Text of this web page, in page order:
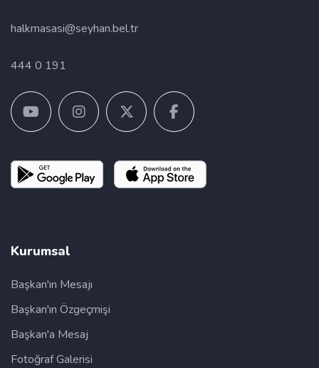
halkmasasi@seyhan.bel.tr
444 0 191
Kurumsal
Başkan'ın Mesajı
Başkan'ın Özgeçmişi
Başkan'a Mesaj
Fotoğraf Galerisi